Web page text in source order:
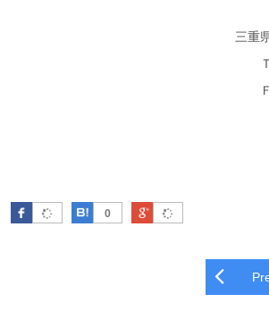
三重
Facebook 0
はてなブックマーク
Google Plus
Post navigation